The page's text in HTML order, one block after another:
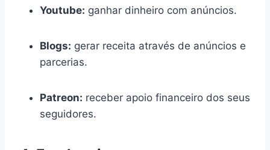
Youtube: ganhar dinheiro com anúncios.
Blogs: gerar receita através de anúncios e
parcerias.
Patreon: receber apoio financeiro dos seus
seguidores.